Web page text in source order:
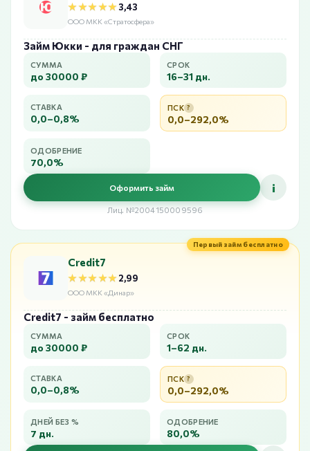
★★★★★
★★★★★3,43
ООО МКК «Стратосфера»
Займ Юкки - для граждан СНГ
СУММА
до 30000 ₽
СРОК
16–31 дн.
СТАВКА
0,0–0,8%
ПСК ?
0,0–292,0%
ОДОБРЕНИЕ
70,0%
Оформить займ i
Лиц. №2004150009596
Первый займ бесплатно
Credit7
★★★★★
★★★★★2,99
ООО МКК «Динар»
Credit7 - займ бесплатно
СУММА
до 30000 ₽
СРОК
1–62 дн.
СТАВКА
0,0–0,8%
ПСК ?
0,0–292,0%
ДНЕЙ БЕЗ %
7 дн.
ОДОБРЕНИЕ
80,0%